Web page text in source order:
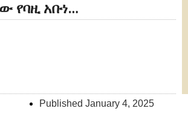
የባዚ አቡነ…
Published January 4, 2025